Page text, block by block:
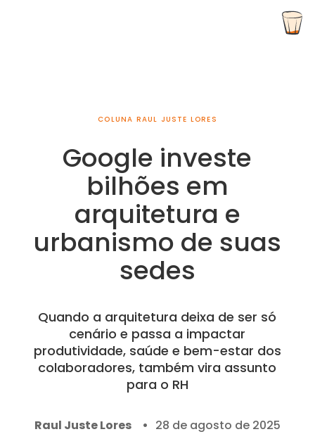
COLUNA RAUL JUSTE LORES
Google investe
bilhões em
arquitetura e
urbanismo de suas
sedes
Quando a arquitetura deixa de ser só
cenário e passa a impactar
produtividade, saúde e bem-estar dos
colaboradores, também vira assunto
para o RH
Raul Juste Lores 28 de agosto de 2025